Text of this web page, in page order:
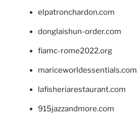
elpatronchardon.com
donglaishun-order.com
fiamc-rome2022.org
mariceworldessentials.com
lafisheriarestaurant.com
915jazzandmore.com